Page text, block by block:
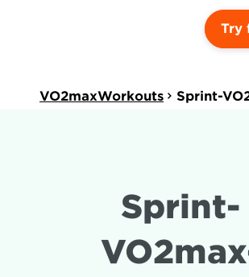
Try
VO2maxWorkouts Sprint-
Sprint-